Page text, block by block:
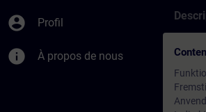
account_circle Profil
info À propos de nous